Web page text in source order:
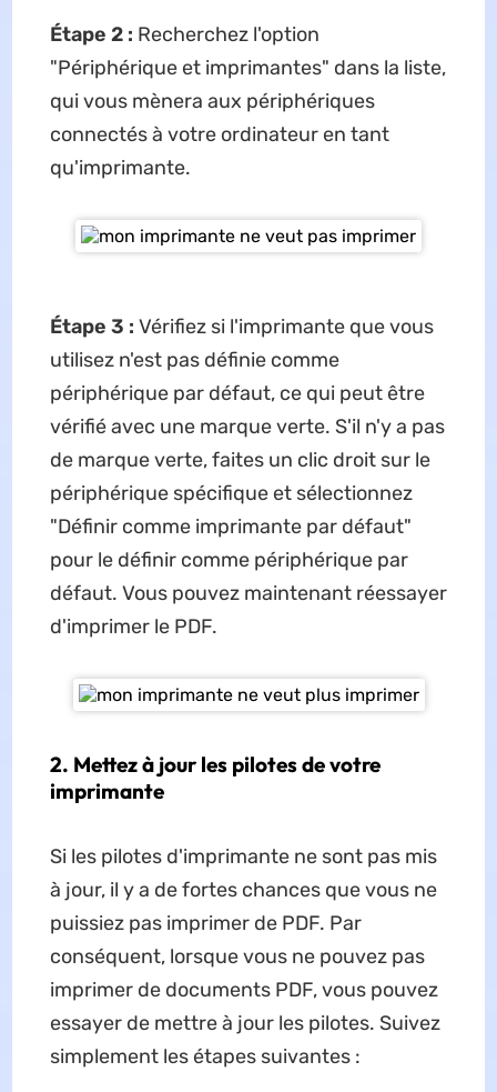
Étape 2 : Recherchez l'option
"Périphérique et imprimantes" dans la liste,
qui vous mènera aux périphériques
connectés à votre ordinateur en tant
qu'imprimante.
Étape 3 : Vérifiez si l'imprimante que vous
utilisez n'est pas définie comme
périphérique par défaut, ce qui peut être
vérifié avec une marque verte. S'il n'y a pas
de marque verte, faites un clic droit sur le
périphérique spécifique et sélectionnez
"Définir comme imprimante par défaut"
pour le définir comme périphérique par
défaut. Vous pouvez maintenant réessayer
d'imprimer le PDF.
2. Mettez à jour les pilotes de votre
imprimante
Si les pilotes d'imprimante ne sont pas mis
à jour, il y a de fortes chances que vous ne
puissiez pas imprimer de PDF. Par
conséquent, lorsque vous ne pouvez pas
imprimer de documents PDF, vous pouvez
essayer de mettre à jour les pilotes. Suivez
simplement les étapes suivantes :